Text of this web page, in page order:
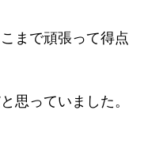
まで頑張って得点
思っていました。